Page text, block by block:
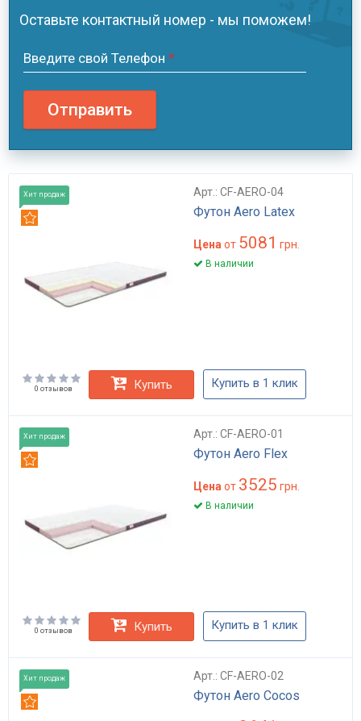
Оставьте контактный номер - мы поможем!
Введите свой Телефон *
Отправить
Хит продаж Арт.: CF-AERO-04
Футон Aero Latex
Цена от 5081 грн.
В наличии
0 отзывов Купить Купить в 1 клик
Хит продаж Арт.: CF-AERO-01
Футон Aero Flex
Цена от 3525 грн.
В наличии
0 отзывов Купить Купить в 1 клик
Хит продаж Арт.: CF-AERO-02
Футон Aero Cocos